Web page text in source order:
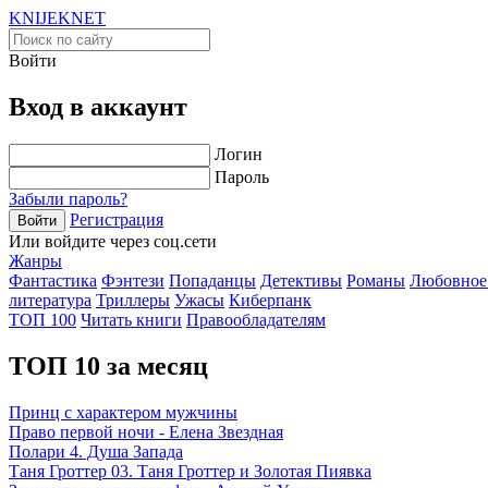
KNIJEKNET
Войти
Вход в аккаунт
Логин
Пароль
Забыли пароль?
Войти
Регистрация
Или войдите через соц.сети
Жанры
Фантастика Фэнтези Попаданцы Детективы Романы Любовное
литература Триллеры Ужасы Киберпанк
ТОП 100 Читать книги Правообладателям
ТОП 10 за месяц
Принц с характером мужчины
Право первой ночи - Елена Звездная
Полари 4. Душа Запада
Таня Гроттер 03. Таня Гроттер и Золотая Пиявка